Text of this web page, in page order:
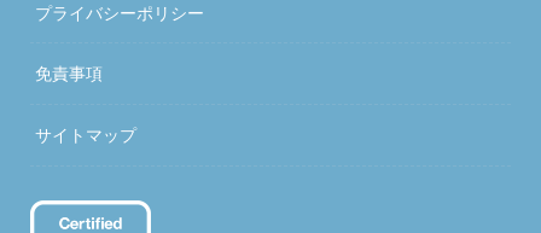
プライバシーポリシー
免責事項
サイトマップ